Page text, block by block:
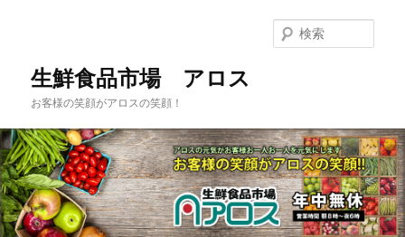
生鮮食品市場 アロス
お客様の笑顔がアロスの笑顔！
索